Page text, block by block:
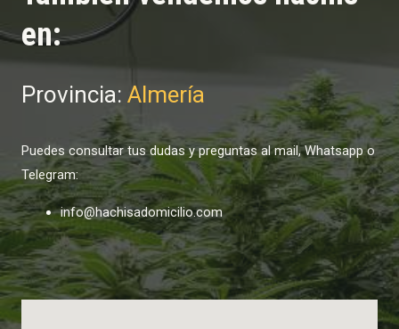
en:
Provincia: Almería
Puedes consultar tus dudas y preguntas al mail, Whatsapp o
Telegram:
info@hachisadomicilio.com